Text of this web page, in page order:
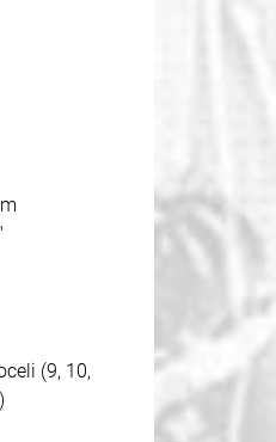
(9, 10,